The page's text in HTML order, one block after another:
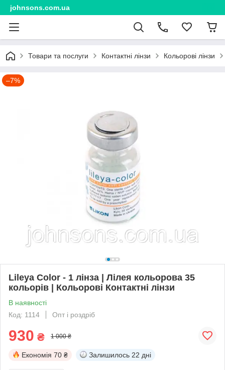
johnsons.com.ua
Товари та послуги Контактні лінзи Кольорові лінзи
–7%
Lileya Color - 1 лінза | Лілея кольорова 35
кольорів | Кольорові Контактні лінзи
В наявності
Код: 1114
Опт і роздріб
930 ₴ 1 000 ₴
Економія 70 ₴ Залишилось 22 дні